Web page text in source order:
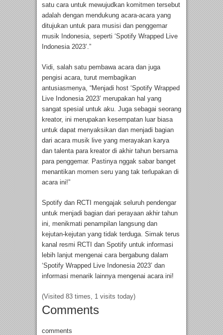
satu cara untuk mewujudkan komitmen tersebut
adalah dengan mendukung acara-acara yang
ditujukan untuk para musisi dan penggemar
musik Indonesia, seperti ‘Spotify Wrapped Live
Indonesia 2023’.”
Vidi, salah satu pembawa acara dan juga
pengisi acara, turut membagikan
antusiasmenya, “Menjadi host ‘Spotify Wrapped
Live Indonesia 2023’ merupakan hal yang
sangat spesial untuk aku. Juga sebagai seorang
kreator, ini merupakan kesempatan luar biasa
untuk dapat menyaksikan dan menjadi bagian
dari acara musik live yang merayakan karya
dan talenta para kreator di akhir tahun bersama
para penggemar. Pastinya nggak sabar banget
menantikan momen seru yang tak terlupakan di
acara ini!”
Spotify dan RCTI mengajak seluruh pendengar
untuk menjadi bagian dari perayaan akhir tahun
ini, menikmati penampilan langsung dan
kejutan-kejutan yang tidak terduga. Simak terus
kanal resmi RCTI dan Spotify untuk informasi
lebih lanjut mengenai cara bergabung dalam
‘Spotify Wrapped Live Indonesia 2023’ dan
informasi menarik lainnya mengenai acara ini!
(Visited 83 times, 1 visits today)
Comments
comments